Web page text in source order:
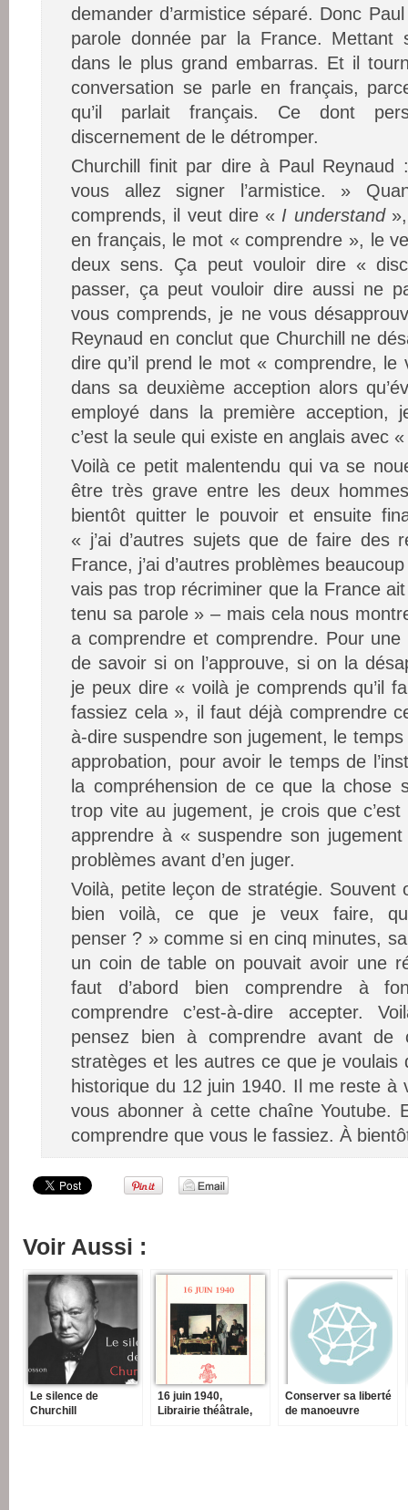
demander d’armistice séparé. Donc
parole donnée par la France. Mettant
dans le plus grand embarras. Et il
conversation se parle en français,
qu’il parlait français. Ce dont
discernement de le détromper.
Churchill finit par dire à Paul Reynaud
vous allez signer l’armistice. »
comprends, il veut dire « I understand
en français, le mot « comprendre », le
deux sens. Ça peut vouloir dire «
passer, ça peut vouloir dire aussi ne
vous comprends, je ne vous
Reynaud en conclut que Churchill ne
dire qu’il prend le mot « comprendre,
dans sa deuxième acception alors
employé dans la première acception,
c’est la seule qui existe en anglais avec
Voilà ce petit malentendu qui va se
être très grave entre les deux
bientôt quitter le pouvoir et ensuite
« j’ai d’autres sujets que de faire des
France, j’ai d’autres problèmes
vais pas trop récriminer que la France
tenu sa parole » – mais cela nous
a comprendre et comprendre. Pour
de savoir si on l’approuve, si on la
je peux dire « voilà je comprends qu’il
fassiez cela », il faut déjà comprendre
à-dire suspendre son jugement, le
approbation, pour avoir le temps de
la compréhension de ce que la chose
trop vite au jugement, je crois que c’est
apprendre à « suspendre son
problèmes avant d’en juger.
Voilà, petite leçon de stratégie. Souvent
bien voilà, ce que je veux faire,
penser ? » comme si en cinq minutes,
un coin de table on pouvait avoir une
faut d’abord bien comprendre à
comprendre c’est-à-dire accepter.
pensez bien à comprendre avant de
stratèges et les autres ce que je voulais
historique du 12 juin 1940. Il me reste à
vous abonner à cette chaîne Youtube.
comprendre que vous le fassiez. À
Voir Aussi :
Le silence de
Churchill
16 juin 1940,
Librairie théâtrale,
Conserver sa liberté
de manoeuvre